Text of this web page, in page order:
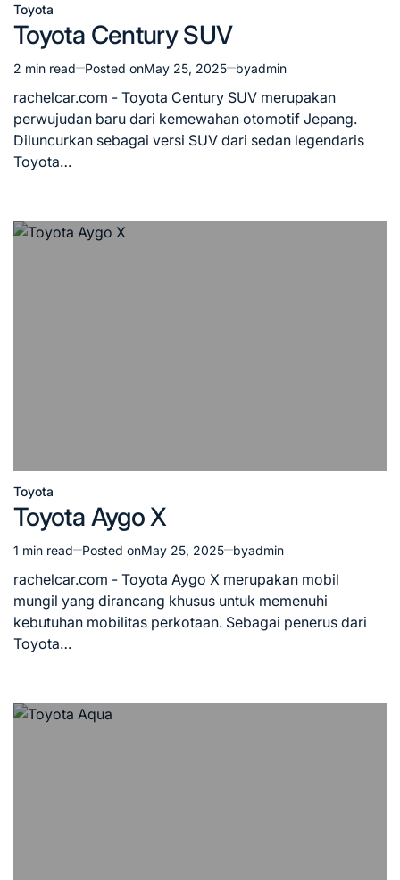
Posted
Toyota
Toyota Century SUV
Estimated
read
time
2 min read Posted onMay 25, 2025 byadmin
rachelcar.com - Toyota Century SUV merupakan
perwujudan baru dari kemewahan otomotif Jepang.
Diluncurkan sebagai versi SUV dari sedan legendaris
Toyota…
Posted
Toyota
Toyota Aygo X
Estimated
read
time
1 min read Posted onMay 25, 2025 byadmin
rachelcar.com - Toyota Aygo X merupakan mobil
mungil yang dirancang khusus untuk memenuhi
kebutuhan mobilitas perkotaan. Sebagai penerus dari
Toyota…